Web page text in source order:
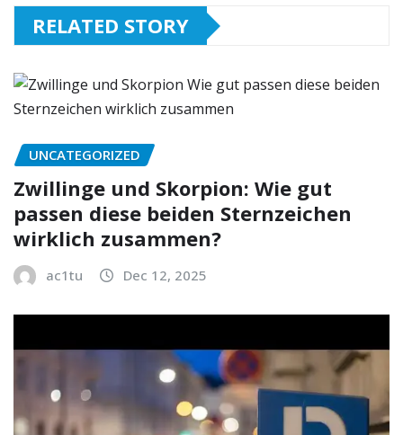
RELATED STORY
UNCATEGORIZED
Zwillinge und Skorpion: Wie gut
passen diese beiden Sternzeichen
wirklich zusammen?
ac1tu Dec 12, 2025